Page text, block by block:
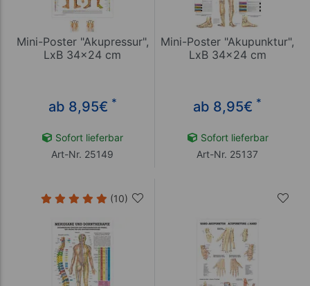
Mini-Poster "Akupressur",
LxB 34x24 cm
ab 8,95€ *
Sofort lieferbar
Art-Nr. 25149
Mini-Poster "Akupunktur",
LxB 34x24 cm
ab 8,95€ *
Sofort lieferbar
Art-Nr. 25137
(10)